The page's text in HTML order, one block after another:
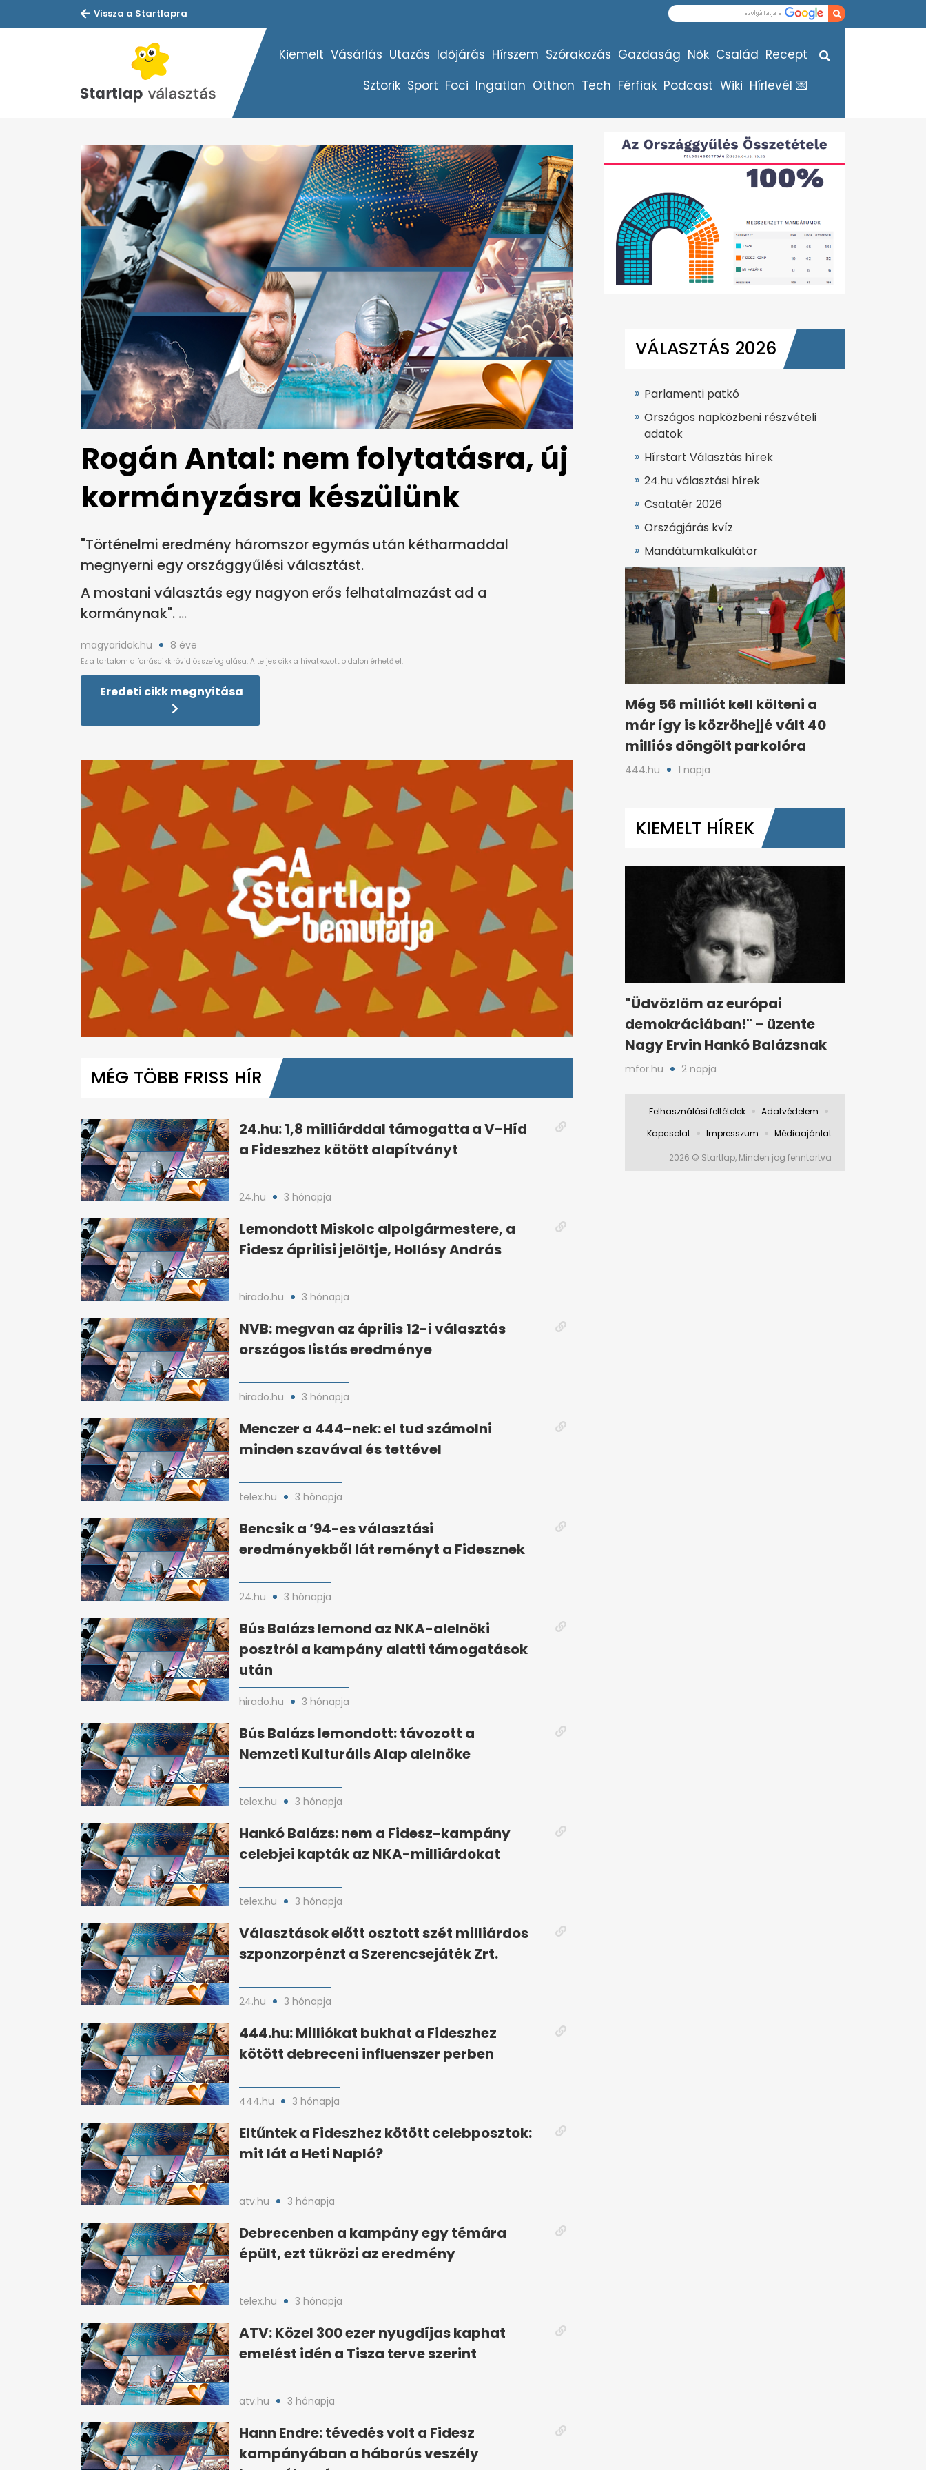
Vissza a Startlapra
Kiemelt Vásárlás Utazás Időjárás Hírszem Szórakozás Gazdaság Nők Család Recept
Sztorik Sport Foci Ingatlan Otthon Tech Férfiak Podcast Wiki Hírlevél 💌
Rogán Antal: nem folytatásra, új
kormányzásra készülünk
"Történelmi eredmény háromszor egymás után kétharmaddal
megnyerni egy országgyűlési választást.
A mostani választás egy nagyon erős felhatalmazást ad a
kormánynak".
magyaridok.hu 8 éve
Eredeti cikk megnyitása
minutes,
0%
MÉG TÖBB FRISS HÍR
24.hu: 1,8 milliárddal támogatta a V-Híd
a Fideszhez kötött alapítványt
24.hu 3 hónapja
Lemondott Miskolc alpolgármestere, a
Fidesz áprilisi jelöltje, Hollósy András
hirado.hu 3 hónapja
NVB: megvan az április 12-i választás
országos listás eredménye
hirado.hu 3 hónapja
Menczer a 444-nek: el tud számolni
minden szavával és tettével
telex.hu 3 hónapja
Bencsik a ’94-es választási
eredményekből lát reményt a Fidesznek
24.hu 3 hónapja
Bús Balázs lemond az NKA-alelnöki
posztról a kampány alatti támogatások
után
hirado.hu 3 hónapja
Bús Balázs lemondott: távozott a
Nemzeti Kulturális Alap alelnöke
telex.hu 3 hónapja
Hankó Balázs: nem a Fidesz-kampány
celebjei kapták az NKA-milliárdokat
telex.hu 3 hónapja
Választások előtt osztott szét milliárdos
szponzorpénzt a Szerencsejáték Zrt.
24.hu 3 hónapja
444.hu: Milliókat bukhat a Fideszhez
kötött debreceni influenszer perben
444.hu 3 hónapja
Eltűntek a Fideszhez kötött celebposztok:
mit lát a Heti Napló?
atv.hu 3 hónapja
Debrecenben a kampány egy témára
épült, ezt tükrözi az eredmény
telex.hu 3 hónapja
ATV: Közel 300 ezer nyugdíjas kaphat
emelést idén a Tisza terve szerint
atv.hu 3 hónapja
Hann Endre: tévedés volt a Fidesz
kampányában a háborús veszély
VÁLASZTÁS 2026
Parlamenti patkó
Országos napközbeni részvételi
adatok
Hírstart Választás hírek
24.hu választási hírek
Csatatér 2026
Országjárás kvíz
Mandátumkalkulátor
Még 56 milliót kell költeni a
már így is közröhejjé vált 40
milliós döngölt parkolóra
444.hu 1 napja
KIEMELT HÍREK
"Üdvözlöm az európai
demokráciában!" – üzente
Nagy Ervin Hankó Balázsnak
mfor.hu 2 napja
Felhasználási feltételek
Adatvédelem
Kapcsolat
Impresszum Médiaajánlat
2026 © Startlap, Minden jog fenntartva